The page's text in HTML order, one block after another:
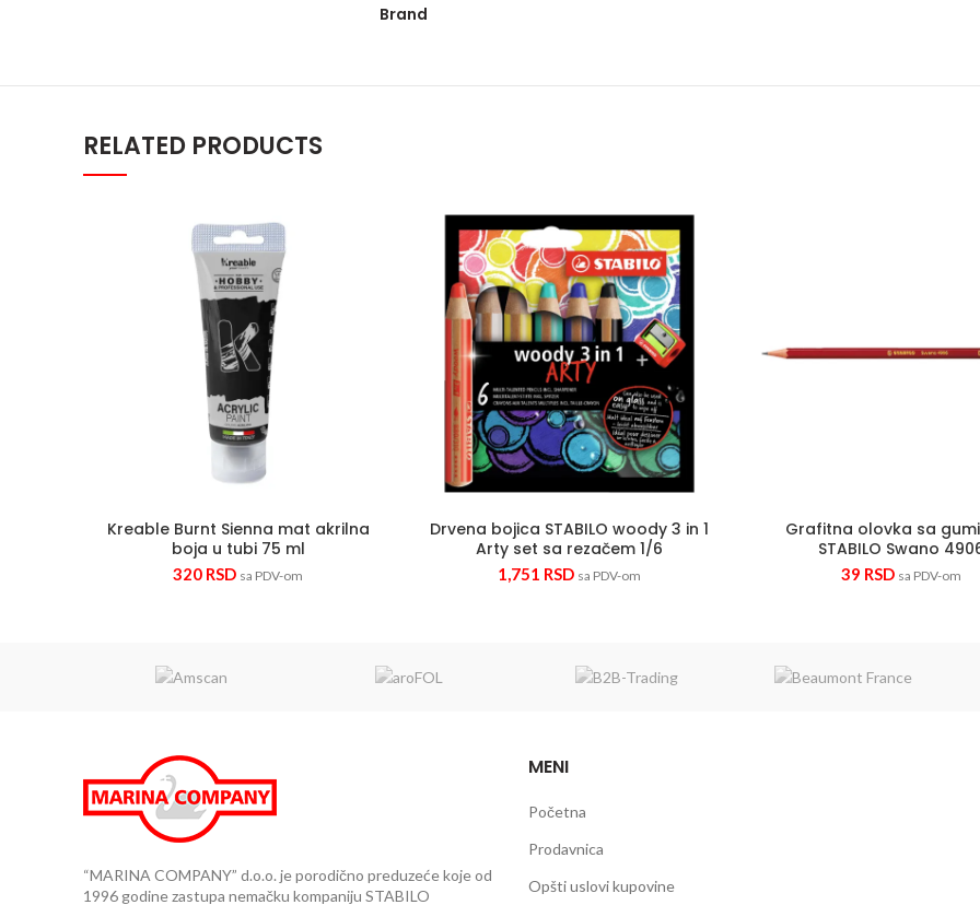
Brand
RELATED PRODUCTS
Kreable Burnt Sienna mat akrilna
boja u tubi 75 ml
320 RSD sa PDV-om
Kreable Burnt Sienna mat akrilna boja u tubi 75 ml quantity
Drvena bojica STABILO woody 3 in 1
Arty set sa rezačem 1/6
1,751 RSD sa PDV-om
Drvena bojica STABILO woody 3 in 1 Arty set sa rezačem
Grafitna olovka sa
STABILO Swano
39 RSD sa PDV-om
“MARINA COMPANY” d.o.o. je porodično preduzeće koje od
1996 godine zastupa nemačku kompaniju STABILO
MENI
Početna
Prodavnica
Opšti uslovi kupovine